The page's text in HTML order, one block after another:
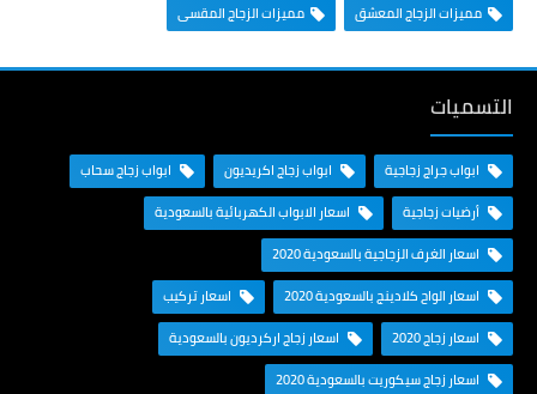
مميزات الزجاج المعشق
مميزات الزجاج المقسى
التسميات
ابواب جراج زجاجية ابواب زجاج اكريديون
ابواب زجاج سحاب
أرضيات زجاجية
اسعار الابواب الكهربائية بالسعودية
اسعار الغرف الزجاجية بالسعودية 2020
اسعار الواح كلادينج بالسعودية 2020
اسعار تركيب
اسعار زجاج 2020
اسعار زجاج اركرديون بالسعودية
اسعار زجاج سيكوريت بالسعودية 2020